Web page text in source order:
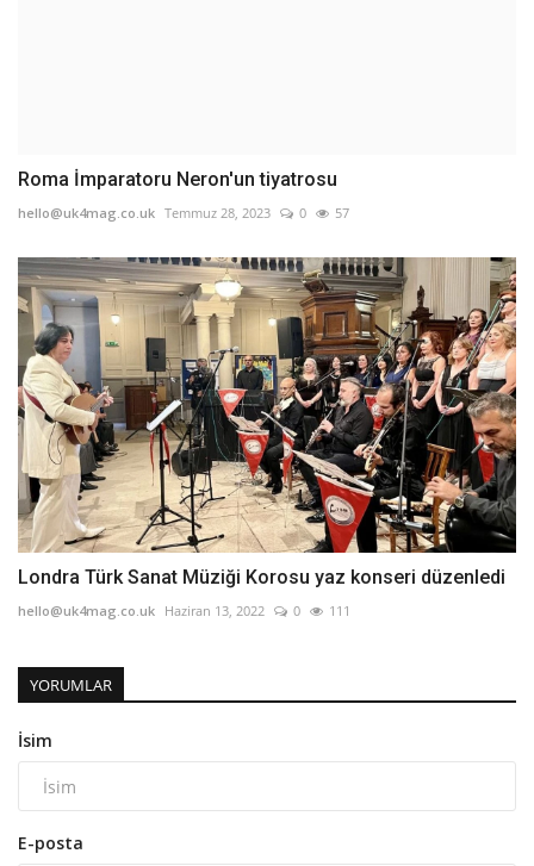
Roma İmparatoru Neron'un tiyatrosu
hello@uk4mag.co.uk Temmuz 28, 2023 0 57
Londra Türk Sanat Müziği Korosu yaz konseri düzenledi
hello@uk4mag.co.uk Haziran 13, 2022 0 111
YORUMLAR
İsim
E-posta